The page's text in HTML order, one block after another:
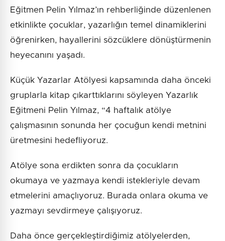
Eğitmen Pelin Yılmaz’ın rehberliğinde düzenlenen
etkinlikte çocuklar, yazarlığın temel dinamiklerini
öğrenirken, hayallerini sözcüklere dönüştürmenin
heyecanını yaşadı.
Küçük Yazarlar Atölyesi kapsamında daha önceki
gruplarla kitap çıkarttıklarını söyleyen Yazarlık
Eğitmeni Pelin Yılmaz, “4 haftalık atölye
çalışmasının sonunda her çocuğun kendi metnini
üretmesini hedefliyoruz.
Atölye sona erdikten sonra da çocukların
okumaya ve yazmaya kendi istekleriyle devam
etmelerini amaçlıyoruz. Burada onlara okuma ve
yazmayı sevdirmeye çalışıyoruz.
Daha önce gerçekleştirdiğimiz atölyelerden,